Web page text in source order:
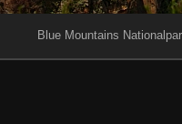
Blue Mountains